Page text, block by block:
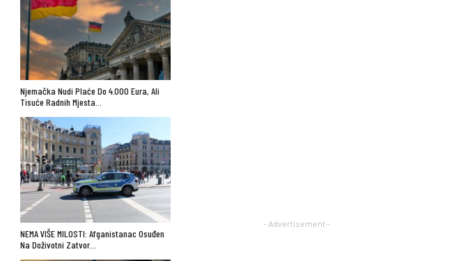
- Advertisement -
Njemačka Nudi Plaće Do 4.000 Eura, Ali
Tisuće Radnih Mjesta…
NEMA VIŠE MILOSTI: Afganistanac Osuđen
Na Doživotni Zatvor…